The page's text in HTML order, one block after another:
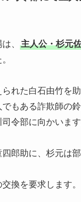
、 主人公・杉元
れた白石由竹を助
もある詐欺師の
令部に向かいます
郎助に、杉元は
換を要求します。